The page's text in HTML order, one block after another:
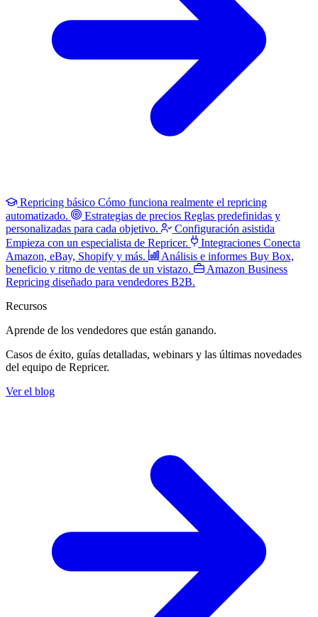
Repricing básico Cómo funciona realmente el repricing
automatizado.
Estrategias de precios Reglas predefinidas y
personalizadas para cada objetivo.
Configuración asistida
Empieza con un especialista de Repricer.
Integraciones Conecta
Amazon, eBay, Shopify y más.
Análisis e informes Buy Box,
beneficio y ritmo de ventas de un vistazo.
Amazon Business
Repricing diseñado para vendedores B2B.
Recursos
Aprende de los vendedores que están ganando.
Casos de éxito, guías detalladas, webinars y las últimas novedades
del equipo de Repricer.
Ver el blog